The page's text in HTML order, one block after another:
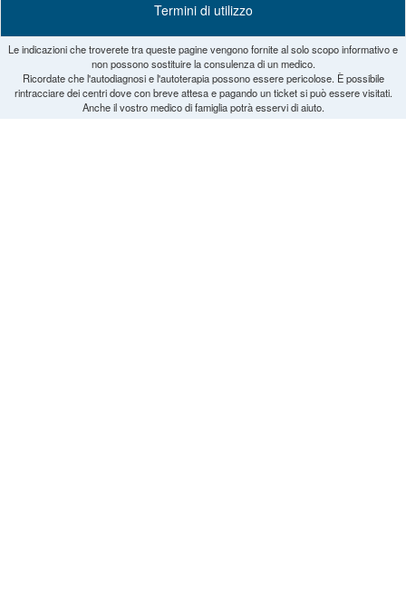
Termini di utilizzo
Le indicazioni che troverete tra queste pagine vengono fornite al solo scopo informativo e
non possono sostituire la consulenza di un medico.
Ricordate che l'autodiagnosi e l'autoterapia possono essere pericolose. È possibile
rintracciare dei centri dove con breve attesa e pagando un ticket si può essere visitati.
Anche il vostro medico di famiglia potrà esservi di aiuto.